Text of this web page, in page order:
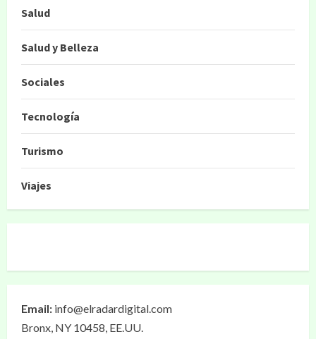
Salud
Salud y Belleza
Sociales
Tecnología
Turismo
Viajes
Email: info@elradardigital.com
Bronx, NY 10458, EE.UU.